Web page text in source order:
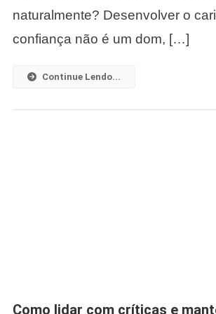
naturalmente? Desenvolver o
confiança não é um dom, […]
Continue Lendo...
Como lidar com críticas e